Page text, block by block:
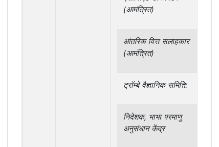
(आमंत्रित)
आंतरिक वित्त सलाहकार
(आमंत्रित)
ट्रॉम्बे वैज्ञानिक समिति:
निदेशक, भाभा परमाणु
अनुसंधान केंद्र